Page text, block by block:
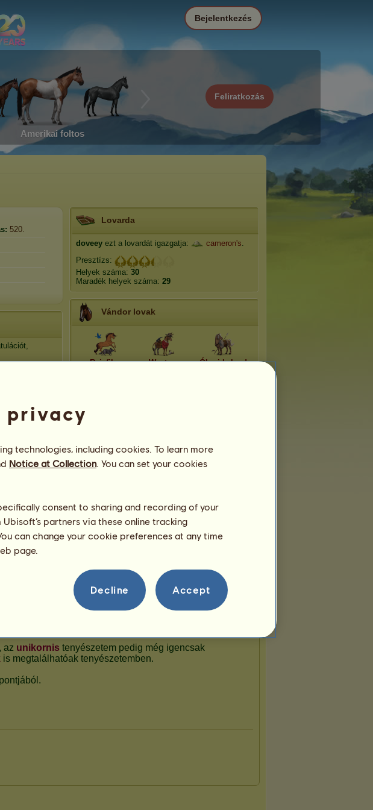
Amerikai foltos
Feliratkozás
Bejelentkezés
520.
Lovarda
doveey ezt a lovardát igazgatja: cameron's.
Presztízs:
Helyek száma: 30
Maradék helyek száma: 29
Vándor lovak
Rajzfilm Western Ókori kaland
Karmester Hermész
privacy
technologies, including cookies. To learn more
Notice at Collection. You can set your cookies
consent to sharing and recording of your
partners via these online tracking
can change your cookie preferences at any time
page.
Decline Accept